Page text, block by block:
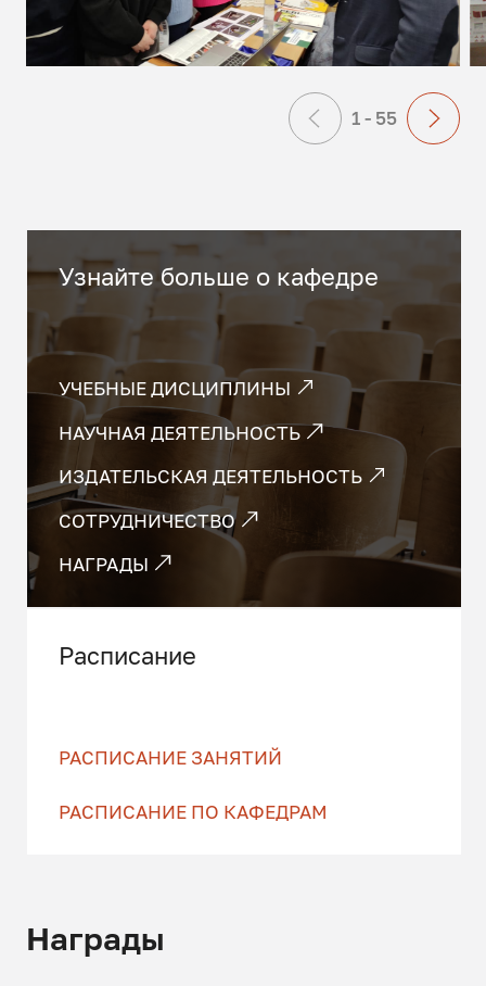
1 - 55
Узнайте больше о кафедре
УЧЕБНЫЕ ДИСЦИПЛИНЫ
НАУЧНАЯ ДЕЯТЕЛЬНОСТЬ
ИЗДАТЕЛЬСКАЯ ДЕЯТЕЛЬНОСТЬ
СОТРУДНИЧЕСТВО
НАГРАДЫ
Расписание
РАСПИСАНИЕ ЗАНЯТИЙ
РАСПИСАНИЕ ПО КАФЕДРАМ
Награды